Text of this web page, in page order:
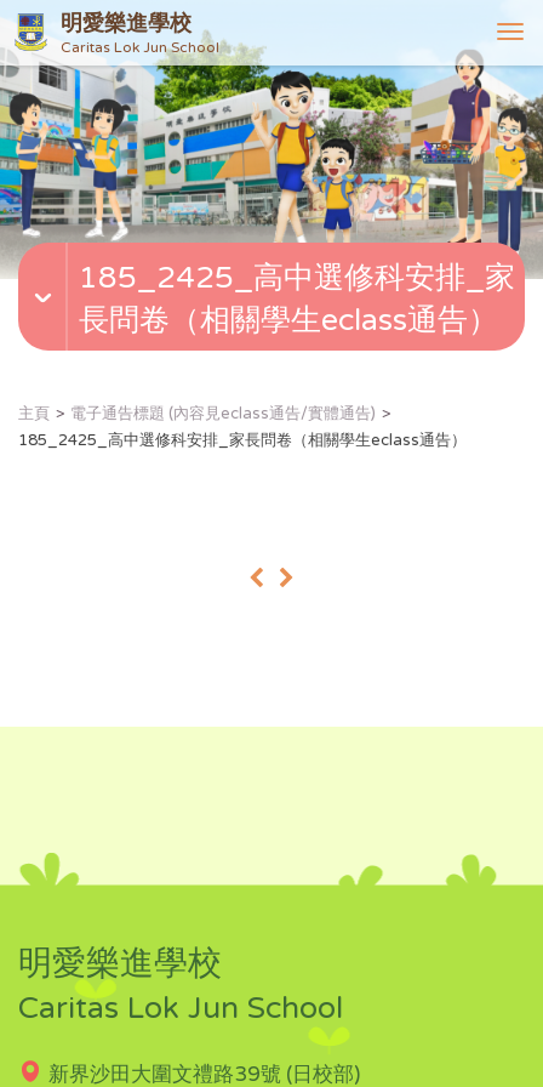
明愛樂進學校
Caritas Lok Jun School
T
o
g
g
l
e
n
v
i
185_2425_高中選修科安排_家
長問卷（相關學生eclass通告）
主頁
電子通告標題 (內容見eclass通告/實體通告)
185_2425_高中選修科安排_家長問卷（相關學生eclass通告）
« »
明愛樂進學校
Caritas Lok Jun School
新界沙田大圍文禮路39號 (日校部)